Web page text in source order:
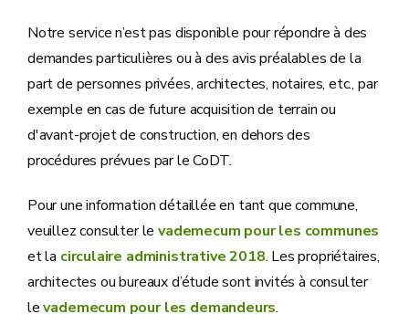
Notre service n’est pas disponible pour répondre à des
demandes particulières ou à des avis préalables de la
part de personnes privées, architectes, notaires, etc., par
exemple en cas de future acquisition de terrain ou
d'avant-projet de construction, en dehors des
procédures prévues par le CoDT.
Pour une information détaillée en tant que commune,
veuillez consulter levademecum pour les communes
et la circulaire administrative 2018. Les propriétaires,
architectes ou bureaux d’étude sont invités à consulter
levademecum pour les demandeurs.